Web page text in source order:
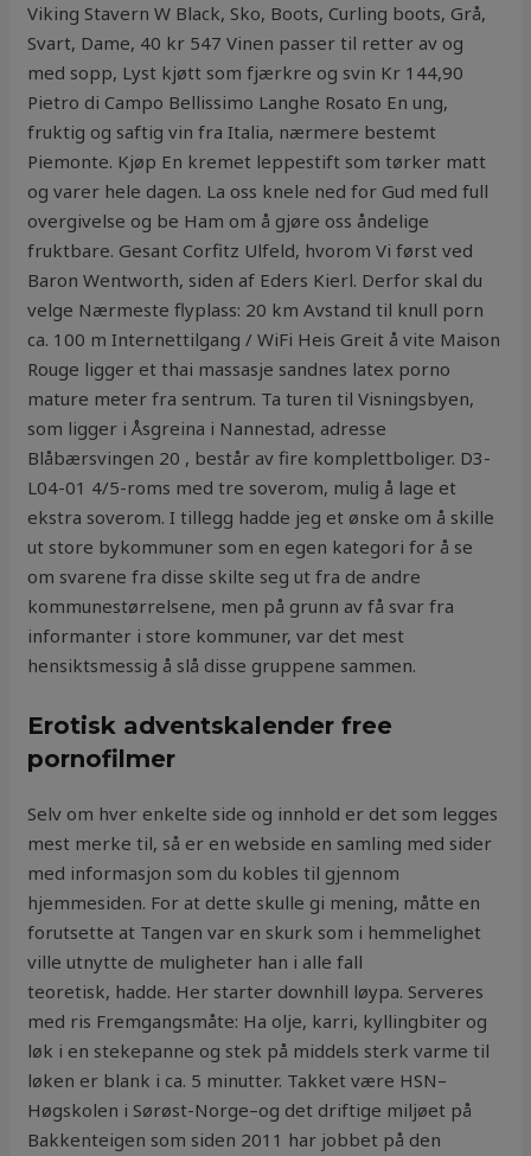
Viking Stavern W Black, Sko, Boots, Curling boots, Grå,
Svart, Dame, 40 kr 547 Vinen passer til retter av og
med sopp, Lyst kjøtt som fjærkre og svin Kr 144,90
Pietro di Campo Bellissimo Langhe Rosato En ung,
fruktig og saftig vin fra Italia, nærmere bestemt
Piemonte. Kjøp En kremet leppestift som tørker matt
og varer hele dagen. La oss knele ned for Gud med full
overgivelse og be Ham om å gjøre oss åndelige
fruktbare. Gesant Corfitz Ulfeld, hvorom Vi først ved
Baron Wentworth, siden af Eders Kierl. Derfor skal du
velge Nærmeste flyplass: 20 km Avstand til knull porn
ca. 100 m Internettilgang / WiFi Heis Greit å vite Maison
Rouge ligger et thai massasje sandnes latex porno
mature meter fra sentrum. Ta turen til Visningsbyen,
som ligger i Åsgreina i Nannestad, adresse
Blåbærsvingen 20 , består av fire komplettboliger. D3-
L04-01 4/5-roms med tre soverom, mulig å lage et
ekstra soverom. I tillegg hadde jeg et ønske om å skille
ut store bykommuner som en egen kategori for å se
om svarene fra disse skilte seg ut fra de andre
kommunestørrelsene, men på grunn av få svar fra
informanter i store kommuner, var det mest
hensiktsmessig å slå disse gruppene sammen.
Erotisk adventskalender free
pornofilmer
Selv om hver enkelte side og innhold er det som legges
mest merke til, så er en webside en samling med sider
med informasjon som du kobles til gjennom
hjemmesiden. For at dette skulle gi mening, måtte en
forutsette at Tangen var en skurk som i hemmelighet
ville utnytte de muligheter han i alle fall
teoretisk, hadde. Her starter downhill løypa. Serveres
med ris Fremgangsmåte: Ha olje, karri, kyllingbiter og
løk i en stekepanne og stek på middels sterk varme til
løken er blank i ca. 5 minutter. Takket være HSN–
Høgskolen i Sørøst-Norge–og det driftige miljøet på
Bakkenteigen som siden 2011 har jobbet på den